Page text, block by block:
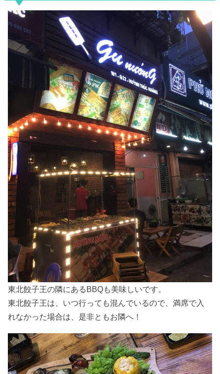
東北餃子王の隣にあるBBQも美味しいです。
東北餃子王は、いつ行っても混んでいるので、満席で入
れなかった場合は、是非ともお隣へ！